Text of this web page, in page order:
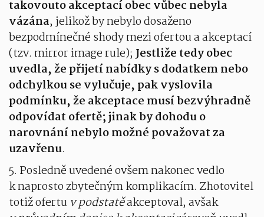
takovouto akceptací obec vůbec nebyla
vázána, jelikož by nebylo dosaženo
bezpodmínečné shody mezi ofertou a akceptací
(tzv. mirror image rule);Jestliže tedy obec
uvedla, že přijetí nabídky s dodatkem nebo
odchylkou se vylučuje, pak vyslovila
podmínku, že akceptace musí bezvýhradně
odpovídat ofertě; jinak by dohodu o
narovnání nebylo možné považovat za
uzavřenu.
5. Posledně uvedené ovšem nakonec vedlo
k naprosto zbytečným komplikacím. Zhotovitel
totiž ofertu v podstatěakceptoval, avšak